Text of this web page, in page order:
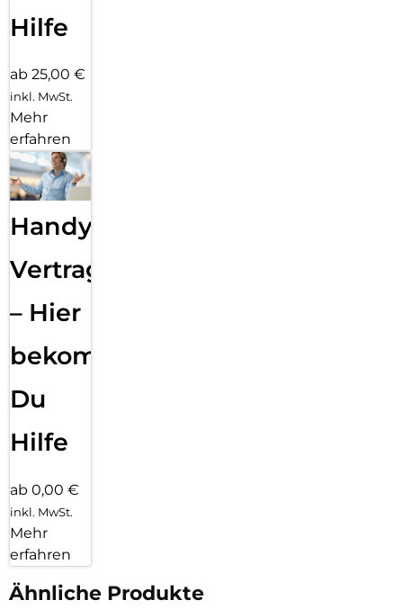
Hilfe
ab 25,00 €
inkl. MwSt.
Mehr
erfahren
Handy
Vertragsabwicklung
– Hier
bekommst
Du
Hilfe
ab 0,00 €
inkl. MwSt.
Mehr
erfahren
Ähnliche Produkte